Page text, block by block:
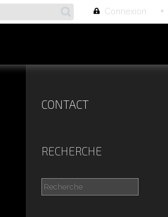
Connexion +
CONTACT
RECHERCHE